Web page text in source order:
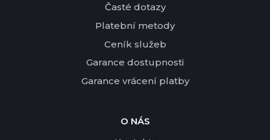
Časté dotazy
Platební metody
Ceník služeb
Garance dostupnosti
Garance vrácení platby
O NÁS